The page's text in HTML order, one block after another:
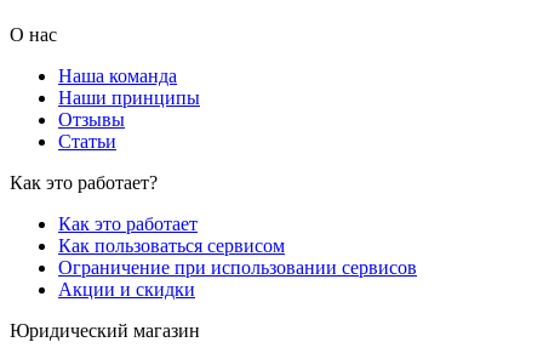
О нас
Наша команда
Наши принципы
Отзывы
Статьи
Как это работает?
Как это работает
Как пользоваться сервисом
Ограничение при использовании сервисов
Акции и скидки
Юридический магазин